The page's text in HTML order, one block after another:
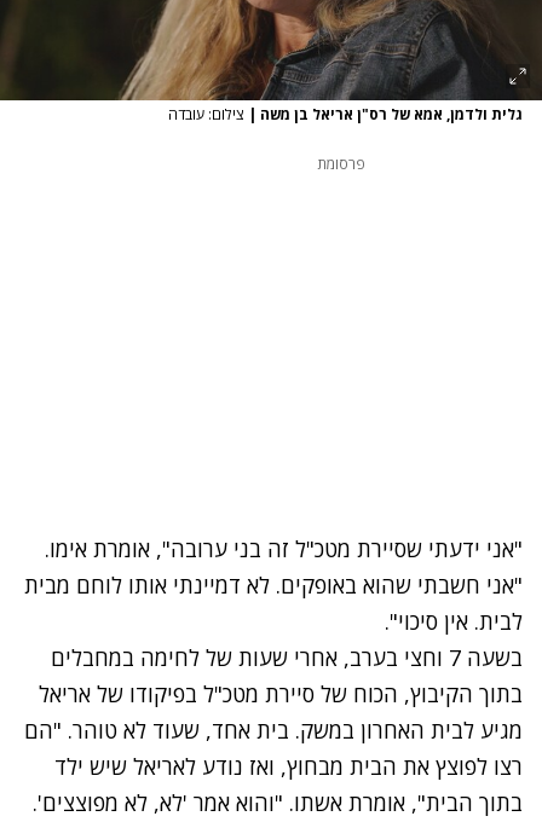
גלית ולדמן, אמא של רס"ן אריאל בן משה | צילום: עובדה
פרסומת
"אני ידעתי שסיירת מטכ"ל זה בני ערובה", אומרת אימו.
"אני חשבתי שהוא באופקים. לא דמיינתי אותו לוחם מבית
לבית. אין סיכוי".
בשעה 7 וחצי בערב, אחרי שעות של לחימה במחבלים
בתוך הקיבוץ, הכוח של סיירת מטכ"ל בפיקודו של אריאל
מגיע לבית האחרון במשק. בית אחד, שעוד לא טוהר. "הם
רצו לפוצץ את הבית מבחוץ, ואז נודע לאריאל שיש ילד
בתוך הבית", אומרת אשתו. "והוא אמר 'לא, לא מפוצצים'.